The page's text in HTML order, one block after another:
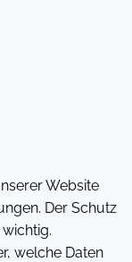
Website
Der Schutz
welche Daten